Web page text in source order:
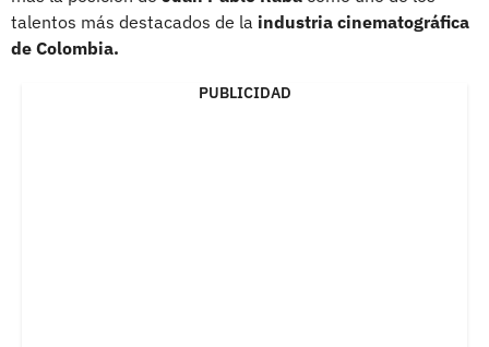
talentos más destacados de la industria cinematográfica
de Colombia.
PUBLICIDAD